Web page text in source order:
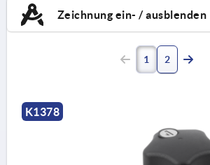
Zeichnung ein- / ausblenden
1 2
K1378